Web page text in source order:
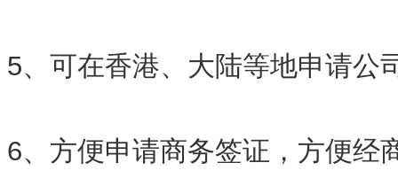
5、可在香港、大陆等地申请公
6、方便申请商务签证，方便经